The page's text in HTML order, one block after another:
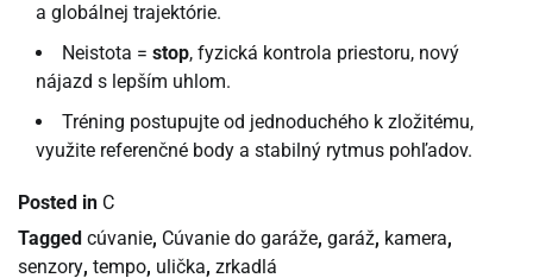
a globálnej trajektórie.
Neistota = stop, fyzická kontrola priestoru, nový
nájazd s lepším uhlom.
Tréning postupujte od jednoduchého k zložitému,
využite referenčné body a stabilný rytmus pohľadov.
Posted in C
Tagged cúvanie, Cúvanie do garáže, garáž, kamera,
senzory, tempo, ulička, zrkadlá